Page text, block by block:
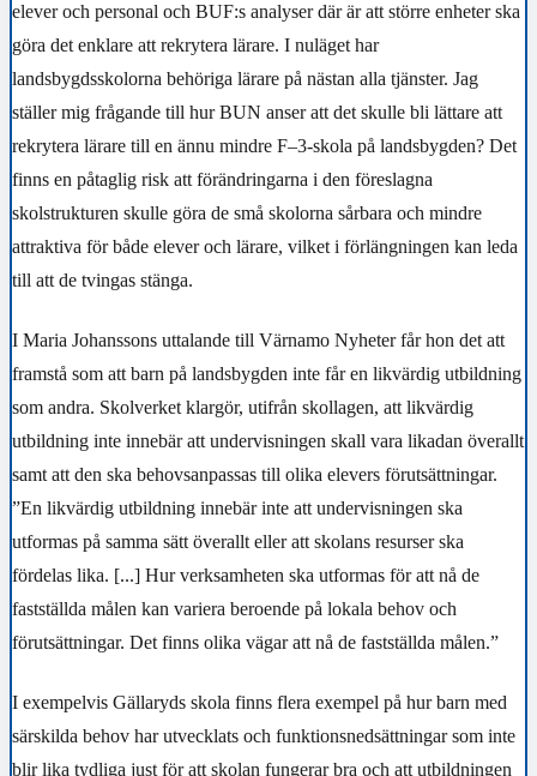
elever och personal och BUF:s analyser där är att större enheter ska
göra det enklare att rekrytera lärare. I nuläget har
landsbygdsskolorna behöriga lärare på nästan alla tjänster. Jag
ställer mig frågande till hur BUN anser att det skulle bli lättare att
rekrytera lärare till en ännu mindre F–3-skola på landsbygden? Det
finns en påtaglig risk att förändringarna i den föreslagna
skolstrukturen skulle göra de små skolorna sårbara och mindre
attraktiva för både elever och lärare, vilket i förlängningen kan leda
till att de tvingas stänga.
I Maria Johanssons uttalande till Värnamo Nyheter får hon det att
framstå som att barn på landsbygden inte får en likvärdig utbildning
som andra. Skolverket klargör, utifrån skollagen, att likvärdig
utbildning inte innebär att undervisningen skall vara likadan överallt
samt att den ska behovsanpassas till olika elevers förutsättningar.
”En likvärdig utbildning innebär inte att undervisningen ska
utformas på samma sätt överallt eller att skolans resurser ska
fördelas lika. [...] Hur verksamheten ska utformas för att nå de
fastställda målen kan variera beroende på lokala behov och
förutsättningar. Det finns olika vägar att nå de fastställda målen.”
I exempelvis Gällaryds skola finns flera exempel på hur barn med
särskilda behov har utvecklats och funktionsnedsättningar som inte
blir lika tydliga just för att skolan fungerar bra och att utbildningen